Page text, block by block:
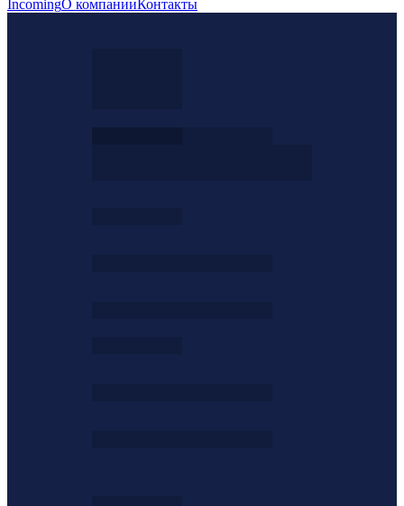
IncomingО компании Контакты